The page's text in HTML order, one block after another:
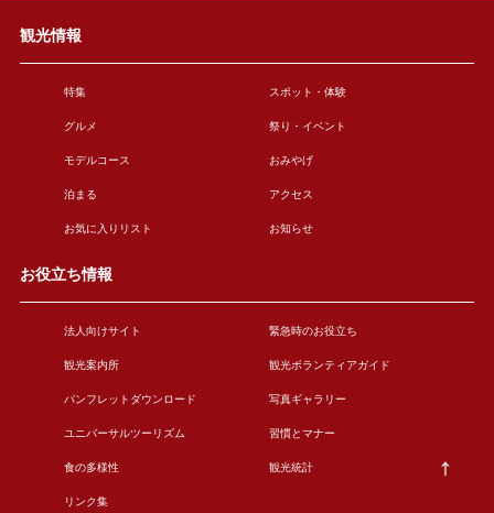
観光情報
特集 スポット・体験
グルメ 祭り・イベント
モデルコース おみやげ
泊まる アクセス
お気に入りリスト お知らせ
お役立ち情報
法人向けサイト 緊急時のお役立ち
観光案内所 観光ボランティアガイド
パンフレットダウンロード 写真ギャラリー
ユニバーサルツーリズム 習慣とマナー
食の多様性 観光統計
リンク集